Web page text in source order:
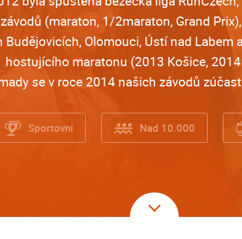
(maraton, 1/2maraton, Grand
Budějovicích, Olomouci, Ústí nad Labem
hostujícího maratonu (2013 Košice,
se v roce 2014 našich závodů
Sportovní Nad 10.000